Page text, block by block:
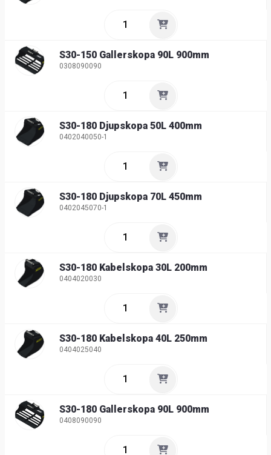
S30-150 Gallerskopa 90L 900mm
0308090090
S30-180 Djupskopa 50L 400mm
0402040050-1
S30-180 Djupskopa 70L 450mm
0402045070-1
S30-180 Kabelskopa 30L 200mm
0404020030
S30-180 Kabelskopa 40L 250mm
0404025040
S30-180 Gallerskopa 90L 900mm
0408090090